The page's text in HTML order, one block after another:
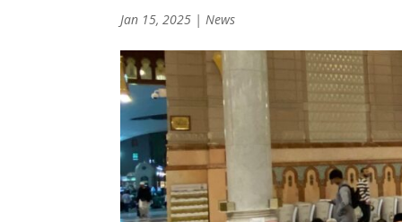
Jan 15, 2025 |News